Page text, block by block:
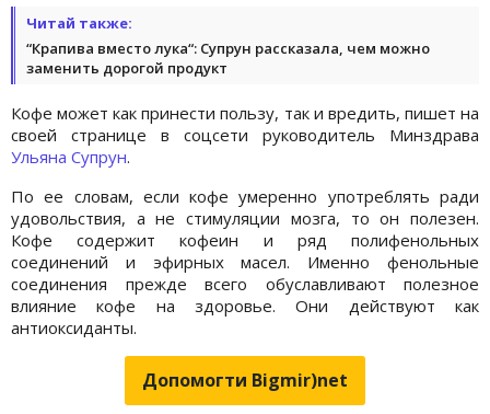
Читай также:
“Крапива вместо лука“: Супрун рассказала, чем можно
заменить дорогой продукт
Кофе может как принести пользу, так и вредить, пишет на
своей странице в соцсети руководитель Минздрава
Ульяна Супрун.
По ее словам, если кофе умеренно употреблять ради
удовольствия, а не стимуляции мозга, то он полезен.
Кофе содержит кофеин и ряд полифенольных
соединений и эфирных масел. Именно фенольные
соединения прежде всего обуславливают полезное
влияние кофе на здоровье. Они действуют как
антиоксиданты.
Допомогти Bigmir)net